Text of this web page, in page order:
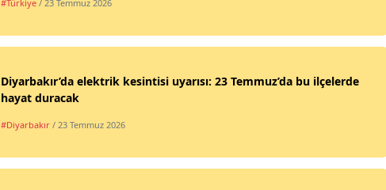
#Türkiye / 23 Temmuz 2026
Diyarbakır’da elektrik kesintisi uyarısı: 23 Temmuz’da bu ilçelerde
hayat duracak
#Diyarbakır / 23 Temmuz 2026